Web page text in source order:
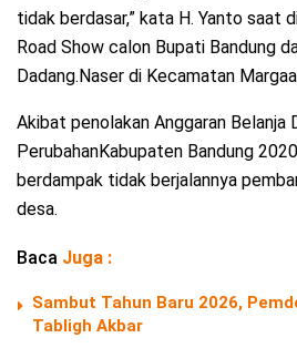
tidak berdasar,” kata H. Yanto saat
Road Show calon Bupati Bandung
Dadang.Naser di Kecamatan
Akibat penolakan Anggaran Belanja
PerubahanKabupaten Bandung
berdampak tidak berjalannya
desa.
Baca Juga :
Sambut Tahun Baru 2026,
Tabligh Akbar